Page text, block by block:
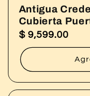
Antigua
Cubierta
Precio
habitual
$ 9,599.00